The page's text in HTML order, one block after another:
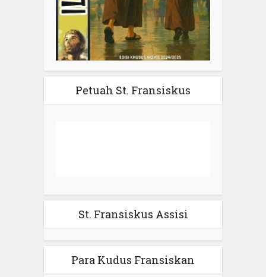
Petuah St. Fransiskus
St. Fransiskus Assisi
Para Kudus Fransiskan